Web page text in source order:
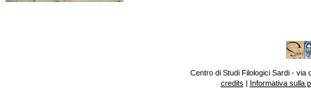
Centro di Studi Filologici Sardi - via
credits | Informativa sulla